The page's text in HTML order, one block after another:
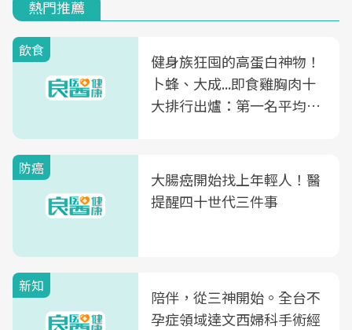
熱門推薦
飲食
健身族狂囤的高蛋白神物！
卜蜂、大成...即食雞胸肉十
大排行出爐：第一名平均一
防癌
大腸癌開始找上年輕人！醫
提醒四十世代三件事
新知
陪伴，從三神開始。全台不
孕症領域達文西婦科手術經